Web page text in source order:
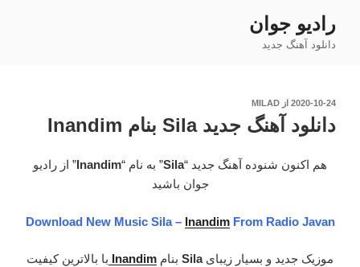
محتوا
رادیو جوان
دانلود آهنگ جدید
نوشته‌شده
2020-10-24 از MILAD
دانلود آهنگ جدید Sila بنام Inandim
هم اکنون شنوده آهنگ جدید “Sila” به نام “Inandim” از رادیو
جوان باشید
Download New Music Sila – InandimFrom Radio Javan
موزیک جدید و بسیار زیبایSila بنام Inandim با بالاترین کیفیت